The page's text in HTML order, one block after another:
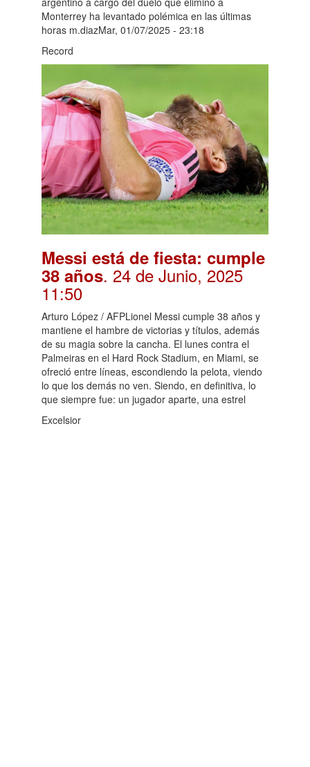
Monterrey ha levantado polémica en las últimas
horas m.diazMar, 01/07/2025 - 23:18
Record
Messi está de fiesta: cumple
38 años. 24 de Junio, 2025
11:50
Arturo López / AFPLionel Messi cumple 38 años y
mantiene el hambre de victorias y títulos, además
de su magia sobre la cancha. El lunes contra el
Palmeiras en el Hard Rock Stadium, en Miami, se
ofreció entre líneas, escondiendo la pelota, viendo
lo que los demás no ven. Siendo, en definitiva, lo
que siempre fue: un jugador aparte, una estrel
Excelsior